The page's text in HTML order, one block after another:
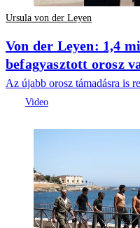
Ursula von der Leyen
Von der Leyen: 1,4
befagyasztott orosz
Az újabb orosz támadásra is